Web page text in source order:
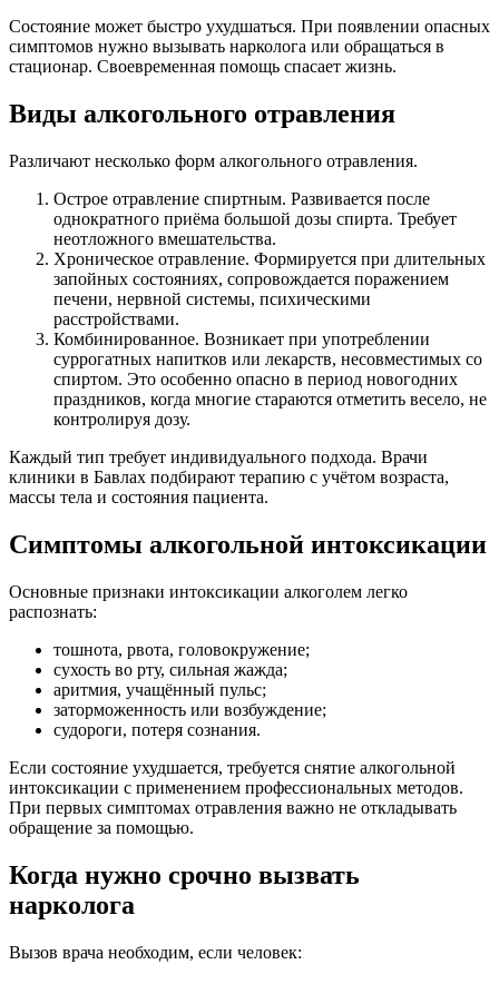
Состояние может быстро ухудшаться. При появлении опасных
симптомов нужно вызывать нарколога или обращаться в
стационар. Своевременная помощь спасает жизнь.
Виды алкогольного отравления
Различают несколько форм алкогольного отравления.
Острое отравление спиртным. Развивается после
однократного приёма большой дозы спирта. Требует
неотложного вмешательства.
Хроническое отравление. Формируется при длительных
запойных состояниях, сопровождается поражением
печени, нервной системы, психическими
расстройствами.
Комбинированное. Возникает при употреблении
суррогатных напитков или лекарств, несовместимых со
спиртом. Это особенно опасно в период новогодних
праздников, когда многие стараются отметить весело, не
контролируя дозу.
Каждый тип требует индивидуального подхода. Врачи
клиники в Бавлах подбирают терапию с учётом возраста,
массы тела и состояния пациента.
Симптомы алкогольной интоксикации
Основные признаки интоксикации алкоголем легко
распознать:
тошнота, рвота, головокружение;
сухость во рту, сильная жажда;
аритмия, учащённый пульс;
заторможенность или возбуждение;
судороги, потеря сознания.
Если состояние ухудшается, требуется снятие алкогольной
интоксикации с применением профессиональных методов.
При первых симптомах отравления важно не откладывать
обращение за помощью.
Когда нужно срочно вызвать
нарколога
Вызов врача необходим, если человек: